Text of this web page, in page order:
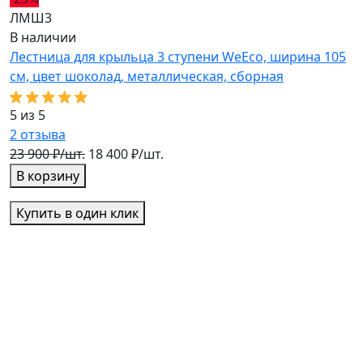
ЛМШ3
В наличии
Лестница для крыльца 3 ступени WeEco, ширина 105
см, цвет шоколад, металлическая, cборная
5 из 5
2отзыва
23 900 ₽/шт. 18 400 ₽/шт.
В корзину
Купить в один клик